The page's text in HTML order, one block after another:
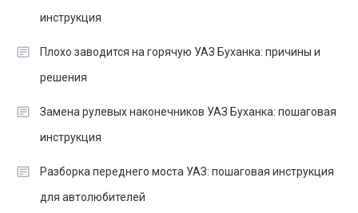
инструкция
Плохо заводится на горячую УАЗ Буханка: причины и
решения
Замена рулевых наконечников УАЗ Буханка: пошаговая
инструкция
Разборка переднего моста УАЗ: пошаговая инструкция
для автолюбителей